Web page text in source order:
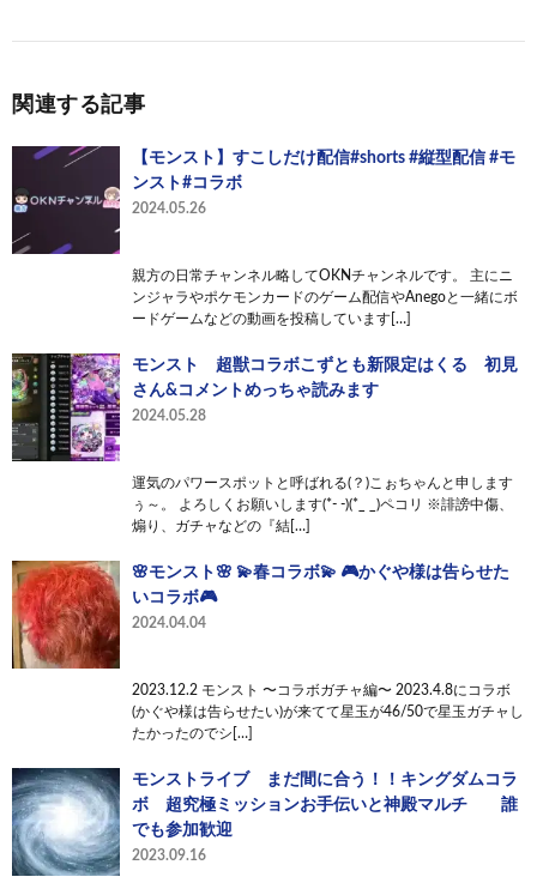
関連する記事
【モンスト】すこしだけ配信#shorts #縦型配信 #モ
ンスト#コラボ
2024.05.26
親方の日常チャンネル略してOKNチャンネルです。 主にニ
ンジャラやポケモンカードのゲーム配信やAnegoと一緒にボ
ードゲームなどの動画を投稿しています[…]
モンスト 超獣コラボこずとも新限定はくる 初見
さん&コメントめっちゃ読みます
2024.05.28
運気のパワースポットと呼ばれる(？)こぉちゃんと申します
ぅ～。 よろしくお願いします(*- -)(*_ _)ペコリ ※誹謗中傷、
煽り、ガチャなどの『結[…]
🌸モンスト🌸 💫春コラボ💫 🎮かぐや様は告らせた
いコラボ🎮
2024.04.04
2023.12.2 モンスト 〜コラボガチャ編〜 2023.4.8にコラボ
(かぐや様は告らせたい)が来てて星玉が46/50で星玉ガチャし
たかったのでシ[…]
モンストライブ まだ間に合う！！キングダムコラ
ボ 超究極ミッションお手伝いと神殿マルチ 誰
でも参加歓迎
2023.09.16